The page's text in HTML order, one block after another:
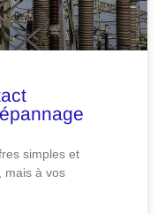
simples et
mais à vos